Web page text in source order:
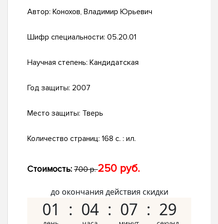
Автор: Конохов, Владимир Юрьевич
Шифр специальности: 05.20.01
Научная степень: Кандидатская
Год защиты: 2007
Место защиты: Тверь
Количество страниц: 168 с. : ил.
Стоимость: 700 р.250 руб.
до окончания действия скидки
01 04 07 28